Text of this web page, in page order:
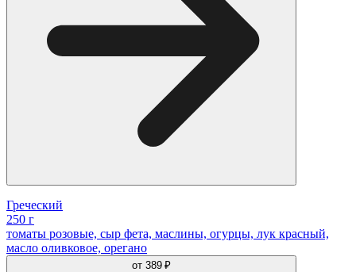
Греческий
250 г
томаты розовые, сыр фета, маслины, огурцы, лук красный,
масло оливковое, орегано
от 389 ₽